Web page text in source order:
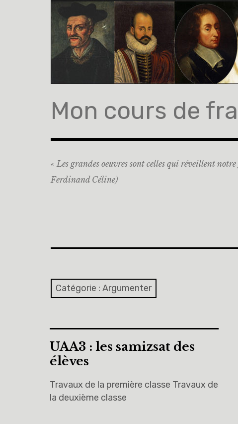
Mon cours de
« Les grandes oeuvres sont celles qui réveillent
Ferdinand Céline)
Catégorie : Argumenter
UAA3 : les samizsat des
élèves
Travaux de la première classe Travaux de
la deuxième classe